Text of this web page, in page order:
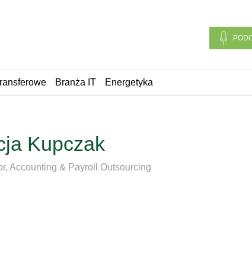
Branża IT Energetyka
Kupczak
Accounting & Payroll Outsourcing